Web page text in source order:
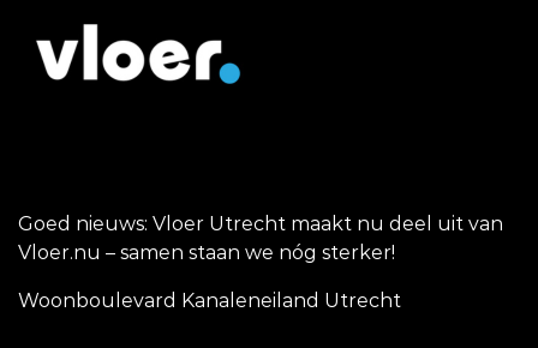
Goed nieuws: Vloer Utrecht maakt nu deel uit van
Vloer.nu – samen staan we nóg sterker!
Woonboulevard Kanaleneiland Utrecht